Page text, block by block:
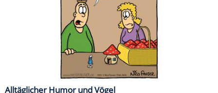
Alltäglicher Humor und Vögel